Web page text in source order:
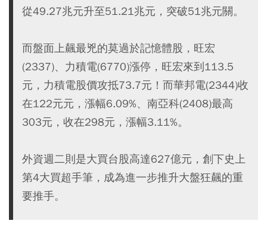
從49.27兆元升至51.21兆元，突破51兆元關。
而盤面上飆最兇的莫過於記憶體股，旺宏
(2337)、力積電(6770)漲停，旺宏來到113.5
元，力積電股價攻抵73.7元！而華邦電(2344)收
在122元元，漲幅6.09%、南亞科(2408)最高
303元，收在298元，漲幅3.11%。
外資週二則是大買台股高達627億元，創下史上
第4大買超手筆，成為進一步推升大盤狂飆的重
要推手。